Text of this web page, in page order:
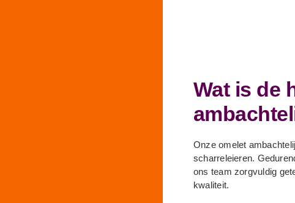
Wat is de
Onze omelet
scharreleieren.
ons team zorgvuldig
kwaliteit.